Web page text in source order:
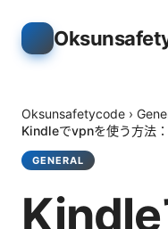
Oksunsafetycode ›
Kindleでvpnを使う方法
GENERAL